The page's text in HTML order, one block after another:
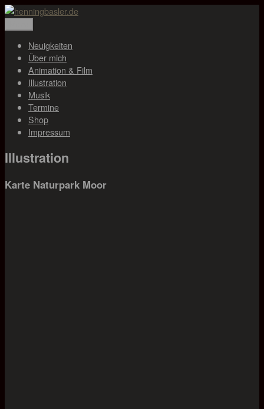
Zum
henningbasler.de
Animation, Illustration, Musik
Neuigkeiten
Über mich
Animation & Film
Illustration
Musik
Termine
Shop
Impressum
Illustration
Karte Naturpark Moor